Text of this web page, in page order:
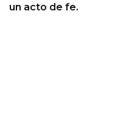
un acto de fe.